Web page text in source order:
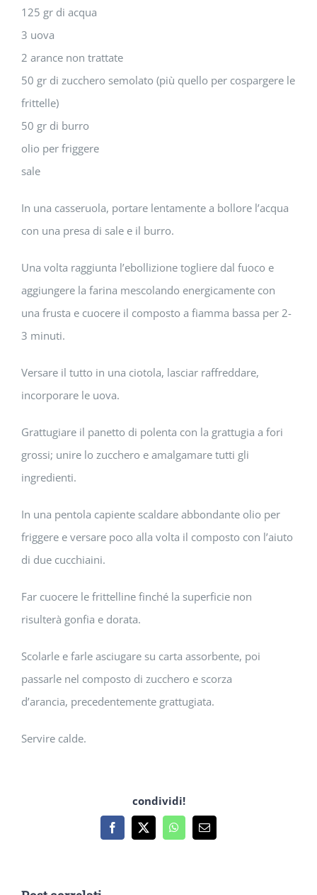
125 gr di acqua
3 uova
2 arance non trattate
50 gr di zucchero semolato (più quello per cospargere le
frittelle)
50 gr di burro
olio per friggere
sale
In una casseruola, portare lentamente a bollore l’acqua
con una presa di sale e il burro.
Una volta raggiunta l’ebollizione togliere dal fuoco e
aggiungere la farina mescolando energicamente con
una frusta e cuocere il composto a fiamma bassa per 2-
3 minuti.
Versare il tutto in una ciotola, lasciar raffreddare,
incorporare le uova.
Grattugiare il panetto di polenta con la grattugia a fori
grossi; unire lo zucchero e amalgamare tutti gli
ingredienti.
In una pentola capiente scaldare abbondante olio per
friggere e versare poco alla volta il composto con l’aiuto
di due cucchiaini.
Far cuocere le frittelline finché la superficie non
risulterà gonfia e dorata.
Scolarle e farle asciugare su carta assorbente, poi
passarle nel composto di zucchero e scorza
d’arancia, precedentemente grattugiata.
Servire calde.
condividi!
Facebook
X WhatsApp
Email